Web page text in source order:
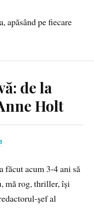
apăsând pe fiecare
de la
Holt
făcut acum 3-4 ani să
mă rog, thriller, își
șef al